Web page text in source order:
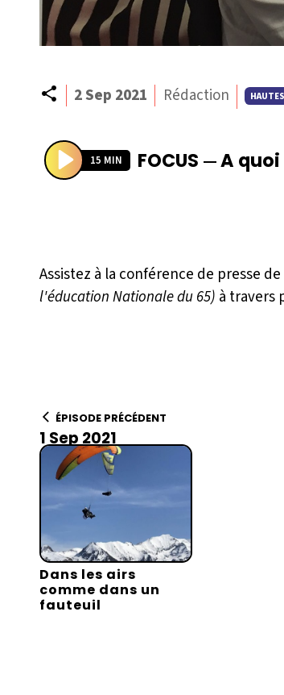
Partager
2 Sep 2021 Rédaction
P
15 MIN FOCUS —A
Assistez à la conférence de presse
l'éducation Nationale du 65) à travers
ÉPISODE PRÉCÉDENT
1 Sep 2021
Dans les airs
comme dans un
fauteuil